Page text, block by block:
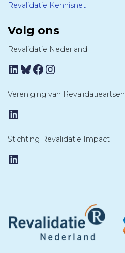
Revalidatie Kennisnet
Volg ons
Revalidatie Nederland
LinkedIn
Bluesky
Facebook
Instagram
Vereniging van Revalidatieartsen
LinkedIn
Stichting Revalidatie Impact
LinkedIn